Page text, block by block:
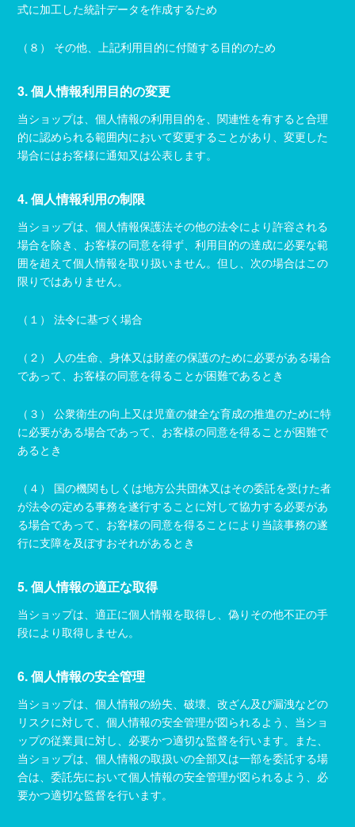
式に加工した統計データを作成するため
（８） その他、上記利用目的に付随する目的のため
3. 個人情報利用目的の変更
当ショップは、個人情報の利用目的を、関連性を有すると合理
的に認められる範囲内において変更することがあり、変更した
場合にはお客様に通知又は公表します。
4. 個人情報利用の制限
当ショップは、個人情報保護法その他の法令により許容される
場合を除き、お客様の同意を得ず、利用目的の達成に必要な範
囲を超えて個人情報を取り扱いません。但し、次の場合はこの
限りではありません。
（１） 法令に基づく場合
（２） 人の生命、身体又は財産の保護のために必要がある場合
であって、お客様の同意を得ることが困難であるとき
（３） 公衆衛生の向上又は児童の健全な育成の推進のために特
に必要がある場合であって、お客様の同意を得ることが困難で
あるとき
（４） 国の機関もしくは地方公共団体又はその委託を受けた者
が法令の定める事務を遂行することに対して協力する必要があ
る場合であって、お客様の同意を得ることにより当該事務の遂
行に支障を及ぼすおそれがあるとき
5. 個人情報の適正な取得
当ショップは、適正に個人情報を取得し、偽りその他不正の手
段により取得しません。
6. 個人情報の安全管理
当ショップは、個人情報の紛失、破壊、改ざん及び漏洩などの
リスクに対して、個人情報の安全管理が図られるよう、当ショ
ップの従業員に対し、必要かつ適切な監督を行います。また、
当ショップは、個人情報の取扱いの全部又は一部を委託する場
合は、委託先において個人情報の安全管理が図られるよう、必
要かつ適切な監督を行います。